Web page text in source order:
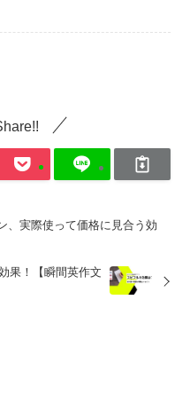
、実際使って価格に見合う効
果！【瞬間英作文